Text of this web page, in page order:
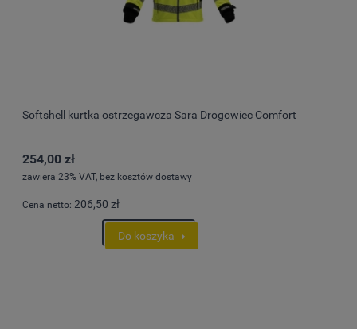
Softshell kurtka ostrzegawcza Sara Drogowiec Comfort
254,00 zł
zawiera 23% VAT, bez kosztów dostawy
Cena netto: 206,50 zł
Do koszyka